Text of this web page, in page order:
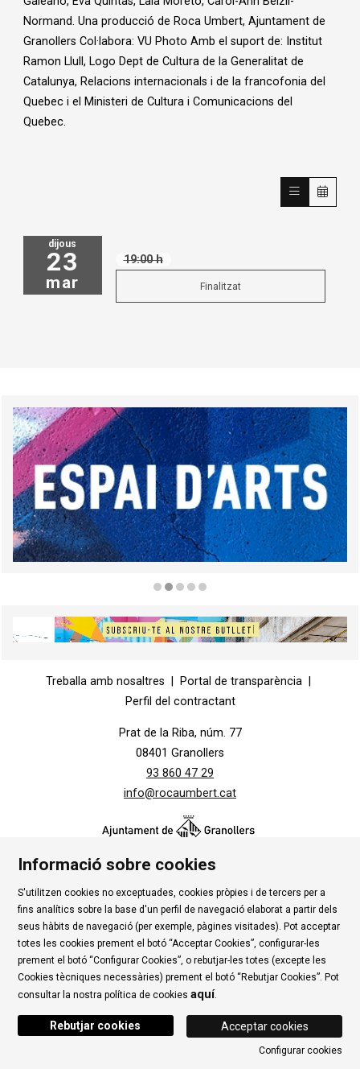
Normand. Una producció de Roca Umbert, Ajuntament de
Granollers Col·labora: VU Photo Amb el suport de: Institut
Ramon Llull, Logo Dept de Cultura de la Generalitat de
Catalunya, Relacions internacionals i de la francofonia del
Quebec i el Ministeri de Cultura i Comunicacions del
Quebec.
dijous
23
mar
19:00 h
Finalitzat
Treballa amb nosaltres
Portal de transparència
Perfil del contractant
Prat de la Riba, núm. 77
08401 Granollers
93 860 47 29
info@rocaumbert.cat
Contacte | Instància Genèrica | Alta Tercers
|
Ús de Cookies
| Política de privadesa | Avís Legal
|
Condicions d'ús Roca Umbert
Link a rssLink a instagramLink a youtubeLink a twitter
Link
Informació sobre cookies
S'utilitzen cookies no exceptuades, cookies pròpies i de tercers per a
fins analítics sobre la base d'un perfil de navegació elaborat a partir dels
seus hàbits de navegació (per exemple, pàgines visitades). Pot acceptar
totes les cookies prement el botó “Acceptar Cookies”, configurar-les
prement el botó “Configurar Cookies”, o rebutjar-les totes (excepte les
Cookies tècniques necessàries) prement el botó “Rebutjar Cookies”. Pot
consultar la nostra política de cookies aquí.
Acceptar cookies
Rebutjar cookies
Configurar cookies